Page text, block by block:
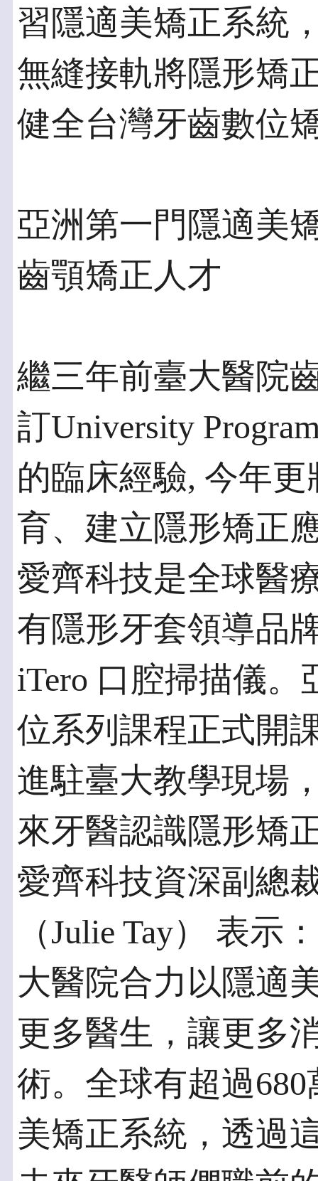
習隱適美矯正系統
無縫接軌將隱形矯
健全台灣牙齒數位
亞洲第一門隱適美
齒顎矯正人才
繼三年前臺大醫院
訂University
的臨床經驗, 今年
育、建立隱形矯正
愛齊科技是全球醫
有隱形牙套領導品
iTero 口腔掃描儀
位系列課程正式開
進駐臺大教學現場
來牙醫認識隱形矯
愛齊科技資深副總
（Julie Tay） 表示
大醫院合力以隱適
更多醫生，讓更多
術。全球有超過
美矯正系統，透過